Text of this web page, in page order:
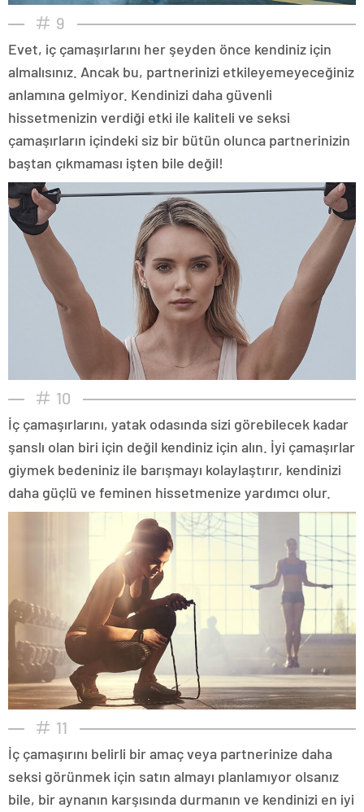
9
Evet, iç çamaşırlarını her şeyden önce kendiniz için
almalısınız. Ancak bu, partnerinizi etkileyemeyeceğiniz
anlamına gelmiyor. Kendinizi daha güvenli
hissetmenizin verdiği etki ile kaliteli ve seksi
çamaşırların içindeki siz bir bütün olunca partnerinizin
baştan çıkmaması işten bile değil!
10
İç çamaşırlarını, yatak odasında sizi görebilecek kadar
şanslı olan biri için değil kendiniz için alın. İyi çamaşırlar
giymek bedeniniz ile barışmayı kolaylaştırır, kendinizi
daha güçlü ve feminen hissetmenize yardımcı olur.
11
İç çamaşırını belirli bir amaç veya partnerinize daha
seksi görünmek için satın almayı planlamıyor olsanız
bile, bir aynanın karşısında durmanın ve kendinizi en iyi